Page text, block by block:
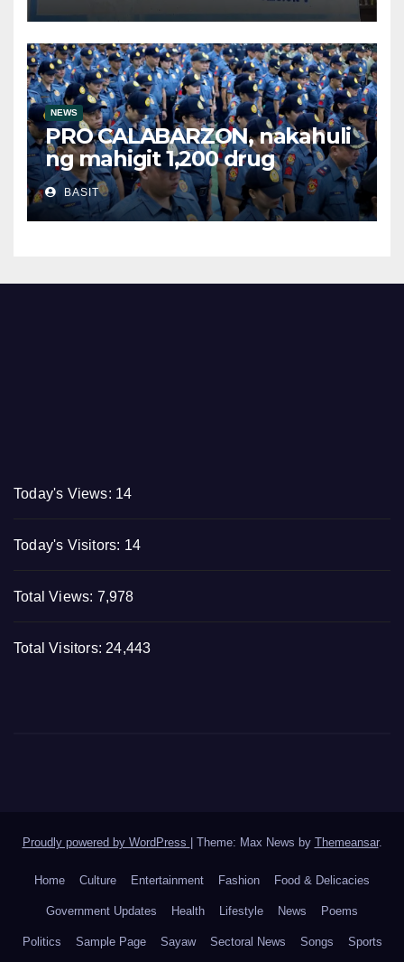
NEWS
PRO CALABARZON, nakahuli
ng mahigit 1,200 drug
suspects at tinatayang nasa
Php29.6M halaga ng ilegal na
droga nasamsam noong
BASIT
Today's Views: 14
Today's Visitors: 14
Total Views: 7,978
Total Visitors: 24,443
Proudly powered by WordPress Theme: Max News by Themeansar.
Home Culture Entertainment Fashion Food & Delicacies
Government Updates Health Lifestyle News Poems
Politics Sample Page Sayaw Sectoral News Songs Sports